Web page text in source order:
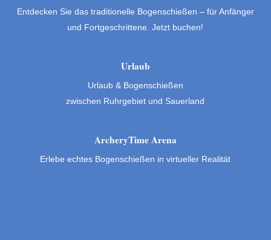
Entdecken Sie das traditionelle Bogenschießen – für Anfänger
und Fortgeschrittene. Jetzt buchen!
Urlaub
Urlaub & Bogenschießen
zwischen Ruhrgebiet und Sauerland
ArcheryTime Arena
Erlebe echtes Bogenschießen in virtueller Realität